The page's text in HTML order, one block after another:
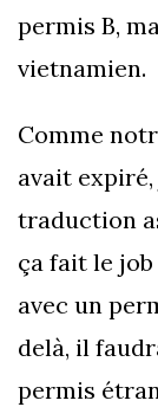
permis B,
vietnamien.
Comme
avait
traduction
ça fait le
avec un
delà, il
permis